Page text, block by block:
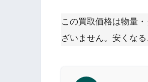
この買取価格は物量
ざいません。安くな